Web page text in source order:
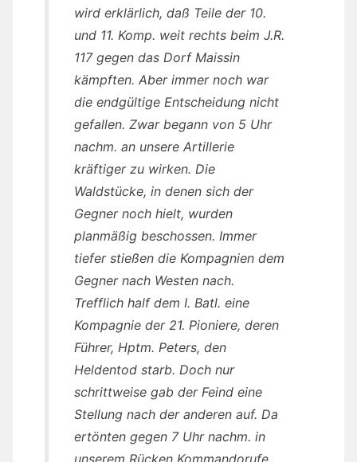
wird erklärlich, daß Teile der 10.
und 11. Komp. weit rechts beim J.R.
117 gegen das Dorf Maissin
kämpften. Aber immer noch war
die endgültige Entscheidung nicht
gefallen. Zwar begann von 5 Uhr
nachm. an unsere Artillerie
kräftiger zu wirken. Die
Waldstücke, in denen sich der
Gegner noch hielt, wurden
planmäßig beschossen. Immer
tiefer stießen die Kompagnien dem
Gegner nach Westen nach.
Trefflich half dem I. Batl. eine
Kompagnie der 21. Pioniere, deren
Führer, Hptm. Peters, den
Heldentod starb. Doch nur
schrittweise gab der Feind eine
Stellung nach der anderen auf. Da
ertönten gegen 7 Uhr nachm. in